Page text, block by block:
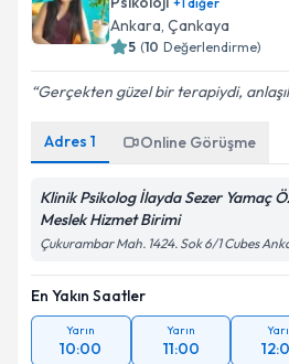
Ankara, Çankaya
5 (10 Değerlendirme)
Gerçekten güzel bir terapiydi,
Adres 1 Online Görüşme
Klinik Psikolog İlayda Sezer Yamaç
Meslek Hizmet Birimi
Çukurambar Mah. 1424. Sok 6/1 Cubes
En Yakın Saatler
Yarın
10:00
Yarın
11:00